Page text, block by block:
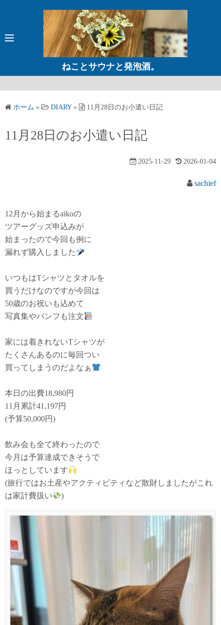
ン
ッ
ねことサウナと発泡酒。
ホーム » DIARY» 11月28日のお小遣い日記
11月28日のお小遣い日記
2025-11-29 2026-01-04
sachief
12月から始まるaikoの
ツアーグッズ申込みが
始まったので今回も例に
漏れず購入しました
いつもはTシャツとタオルを
買うだけなのですが今回は
50歳のお祝いも込めて
写真集やパンフも注文
家には着きれないTシャツが
たくさんあるのに毎回つい
買ってしまうのだよなぁ
本日の出費18,980円
11月累計41,197円
(予算50,000円)
飲み会も全て終わったので
今月は予算達成できそうで
ほっとしています
(旅行ではお土産やアクティビティなど散財しましたがこれ
は家計費扱い
)